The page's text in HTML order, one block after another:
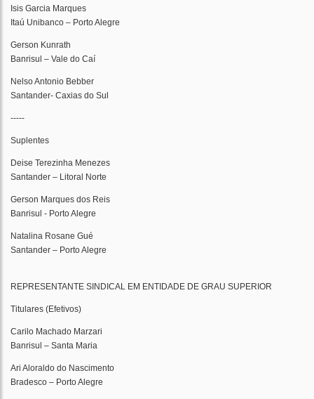
Isis Garcia Marques
Itaú Unibanco – Porto Alegre
Gerson Kunrath
Banrisul – Vale do Caí
Nelso Antonio Bebber
Santander- Caxias do Sul
-----
Suplentes
Deise Terezinha Menezes
Santander – Litoral Norte
Gerson Marques dos Reis
Banrisul - Porto Alegre
Natalina Rosane Gué
Santander – Porto Alegre
REPRESENTANTE SINDICAL EM ENTIDADE DE GRAU SUPERIOR
Titulares (Efetivos)
Carilo Machado Marzari
Banrisul – Santa Maria
Ari Aloraldo do Nascimento
Bradesco – Porto Alegre